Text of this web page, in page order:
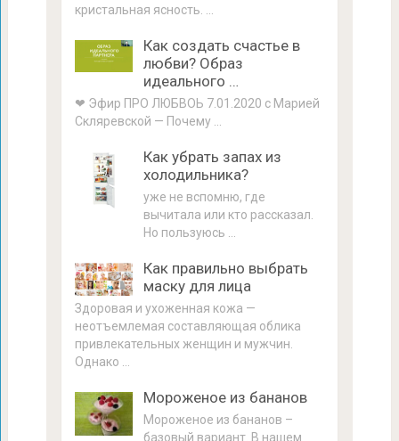
кристальная ясность. …
Как создать счастье в
любви? Образ
идеального …
❤ Эфир ПРО ЛЮБВОЬ 7.01.2020 с Марией
Скляревской — Почему …
Как убрать запах из
холодильника?
уже не вспомню, где
вычитала или кто рассказал.
Но пользуюсь …
Как правильно выбрать
маску для лица
Здоровая и ухоженная кожа —
неотъемлемая составляющая облика
привлекательных женщин и мужчин.
Однако …
Мороженое из бананов
Мороженое из бананов –
базовый вариант. В нашем